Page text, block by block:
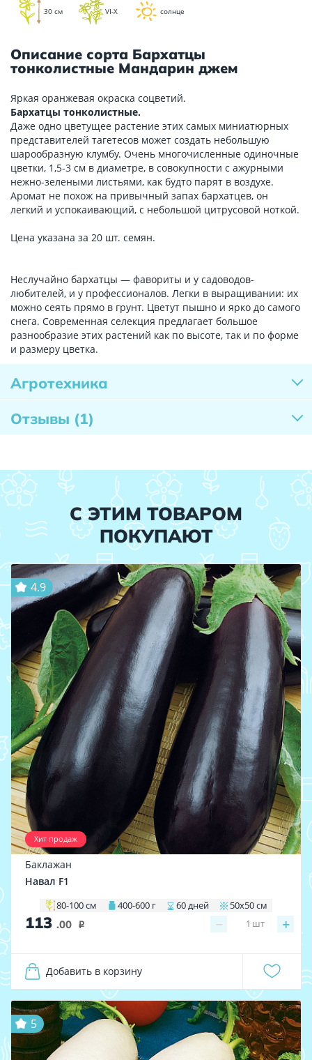
30 см VI-X солнце
Описание сорта Бархатцы
тонколистные Мандарин джем
Яркая оранжевая окраска соцветий.
Бархатцы тонколистные.
Даже одно цветущее растение этих самых миниатюрных
представителей тагетесов может создать небольшую
шарообразную клумбу. Очень многочисленные одиночные
цветки, 1,5-3 см в диаметре, в совокупности с ажурными
нежно-зелеными листьями, как будто парят в воздухе.
Аромат не похож на привычный запах бархатцев, он
легкий и успокаивающий, с небольшой цитрусовой ноткой.
Цена указана за 20 шт. семян.
Неслучайно бархатцы — фавориты и у садоводов-
любителей, и у профессионалов. Легки в выращивании: их
можно сеять прямо в грунт. Цветут пышно и ярко до самого
снега. Современная селекция предлагает большое
разнообразие этих растений как по высоте, так и по форме
и размеру цветка.
Агротехника
Отзывы (1)
С ЭТИМ ТОВАРОМ
ПОКУПАЮТ
Хит продаж
4.9
Баклажан
Навал F1
80-100 см 400-600 г 60 дней 50х50 см
113 .00 i − +
1 шт
Добавить в корзину
5